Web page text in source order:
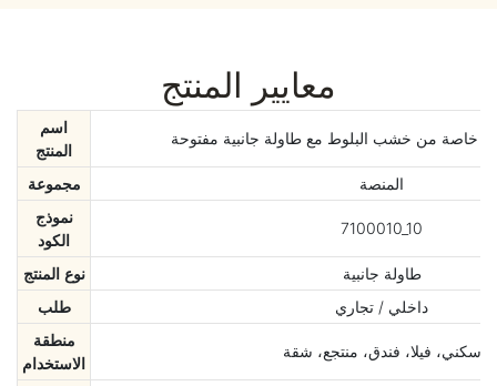
معايير المنتج
اسم
المنتج
خاصة من خشب البلوط مع طاولة جانبية مفتوحة
مجموعة
المنصة
نموذج
الكود
7100010_10
نوع المنتج
طاولة جانبية
طلب
داخلي / تجاري
منطقة
الاستخدام
سكني، فيلا، فندق، منتجع، شقة